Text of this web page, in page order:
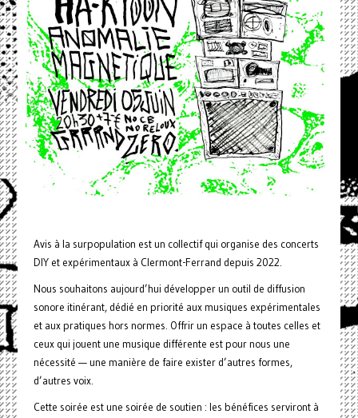
Avis à la surpopulation est un collectif qui organise des concerts
DIY et expérimentaux à Clermont-Ferrand depuis 2022.
Nous souhaitons aujourd’hui développer un outil de diffusion
sonore itinérant, dédié en priorité aux musiques expérimentales
et aux pratiques hors normes. Offrir un espace à toutes celles et
ceux qui jouent une musique différente est pour nous une
nécessité — une manière de faire exister d’autres formes,
d’autres voix.
Cette soirée est une soirée de soutien : les bénéfices serviront à